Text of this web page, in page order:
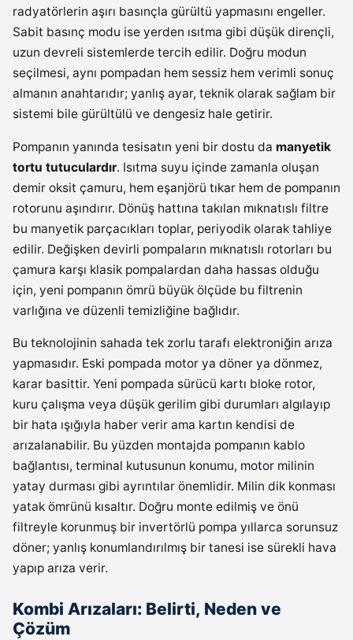
radyatörlerin aşırı basınçla gürültü yapmasını engeller.
Sabit basınç modu ise yerden ısıtma gibi düşük dirençli,
uzun devreli sistemlerde tercih edilir. Doğru modun
seçilmesi, aynı pompadan hem sessiz hem verimli sonuç
almanın anahtarıdır; yanlış ayar, teknik olarak sağlam bir
sistemi bile gürültülü ve dengesiz hale getirir.
Pompanın yanında tesisatın yeni bir dostu da manyetik
tortu tutuculardır. Isıtma suyu içinde zamanla oluşan
demir oksit çamuru, hem eşanjörü tıkar hem de pompanın
rotorunu aşındırır. Dönüş hattına takılan mıknatıslı filtre
bu manyetik parçacıkları toplar, periyodik olarak tahliye
edilir. Değişken devirli pompaların mıknatıslı rotorları bu
çamura karşı klasik pompalardan daha hassas olduğu
için, yeni pompanın ömrü büyük ölçüde bu filtrenin
varlığına ve düzenli temizliğine bağlıdır.
Bu teknolojinin sahada tek zorlu tarafı elektroniğin arıza
yapmasıdır. Eski pompada motor ya döner ya dönmez,
karar basittir. Yeni pompada sürücü kartı bloke rotor,
kuru çalışma veya düşük gerilim gibi durumları algılayıp
bir hata ışığıyla haber verir ama kartın kendisi de
arızalanabilir. Bu yüzden montajda pompanın kablo
bağlantısı, terminal kutusunun konumu, motor milinin
yatay durması gibi ayrıntılar önemlidir. Milin dik konması
yatak ömrünü kısaltır. Doğru monte edilmiş ve önü
filtreyle korunmuş bir invertörlü pompa yıllarca sorunsuz
döner; yanlış konumlandırılmış bir tanesi ise sürekli hava
yapıp arıza verir.
Kombi Arızaları: Belirti, Neden ve
Çözüm